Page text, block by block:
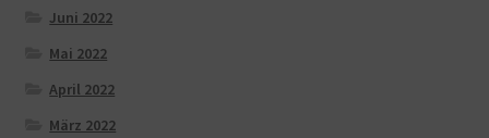
Juni 2022
Mai 2022
April 2022
März 2022